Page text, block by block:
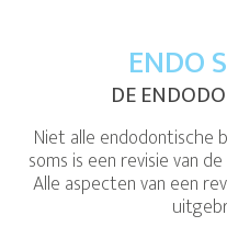
ENDO
DE
Niet alle endodontische
soms is een revisie van
Alle aspecten van een